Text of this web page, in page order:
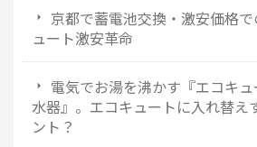
京都で蓄電池交換・激安価格
ュート激安革命
電気でお湯を沸かす『エコキ
水器』。エコキュートに入れ替え
ント？